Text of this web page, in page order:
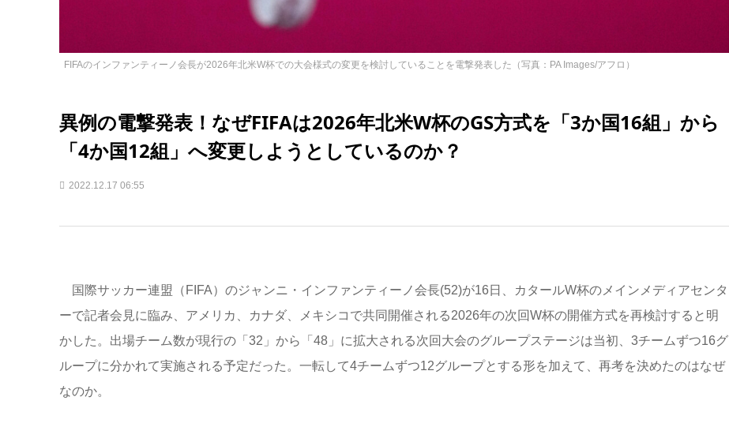
FIFAのインファンティーノ会長が2026年北米W杯での大会様式の変更を検討していることを電撃発表した（写真：PA Images/アフロ）
異例の電撃発表！なぜFIFAは2026年北米W杯のGS方式を「3か国16組」から
「4か国12組」へ変更しようとしているのか？
2022.12.17 06:55
国際サッカー連盟（FIFA）のジャンニ・インファンティーノ会長(52)が16日、カタールW杯のメインメディアセンタ
ーで記者会見に臨み、アメリカ、カナダ、メキシコで共同開催される2026年の次回W杯の開催方式を再検討すると明
かした。出場チーム数が現行の「32」から「48」に拡大される次回大会のグループステージは当初、3チームずつ16グ
ループに分かれて実施される予定だった。一転して4チームずつ12グループとする形を加えて、再考を決めたのはなぜ
なのか。